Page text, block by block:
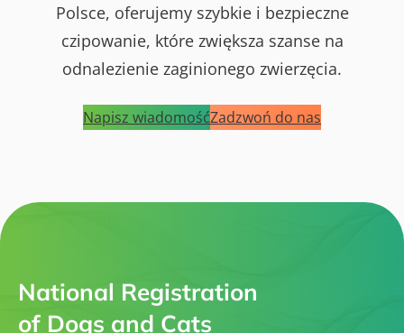
Polsce, oferujemy szybkie i bezpieczne
czipowanie, które zwiększa szanse na
odnalezienie zaginionego zwierzęcia.
Napisz wiadomośćZadzwoń do nas
National Registration
of Dogs and Cats